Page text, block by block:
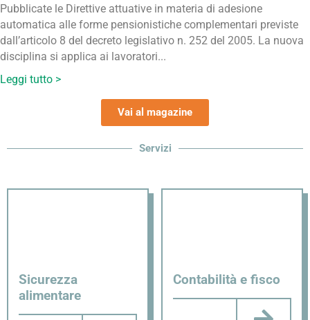
Pubblicate le Direttive attuative in materia di adesione
automatica alle forme pensionistiche complementari previste
dall’articolo 8 del decreto legislativo n. 252 del 2005. La nuova
disciplina si applica ai lavoratori...
Leggi tutto >
Vai al magazine
Servizi
Sicurezza
alimentare
Contabilità e fisco​